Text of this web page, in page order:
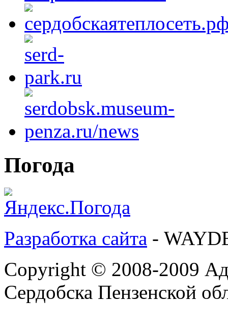
Погода
Разработка сайта -
Copyright © 2008-2009
Сердобска Пензенской